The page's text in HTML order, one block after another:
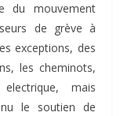
du mouvement
de grève à
exceptions, des
les cheminots,
mais
le soutien de